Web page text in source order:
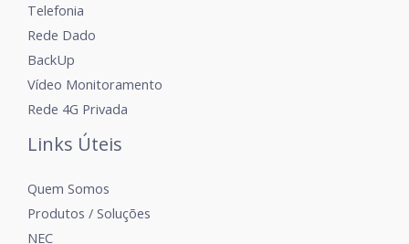
Telefonia
Rede Dado
BackUp
Vídeo Monitoramento
Rede 4G Privada
Links Úteis
Quem Somos
Produtos / Soluções
NEC